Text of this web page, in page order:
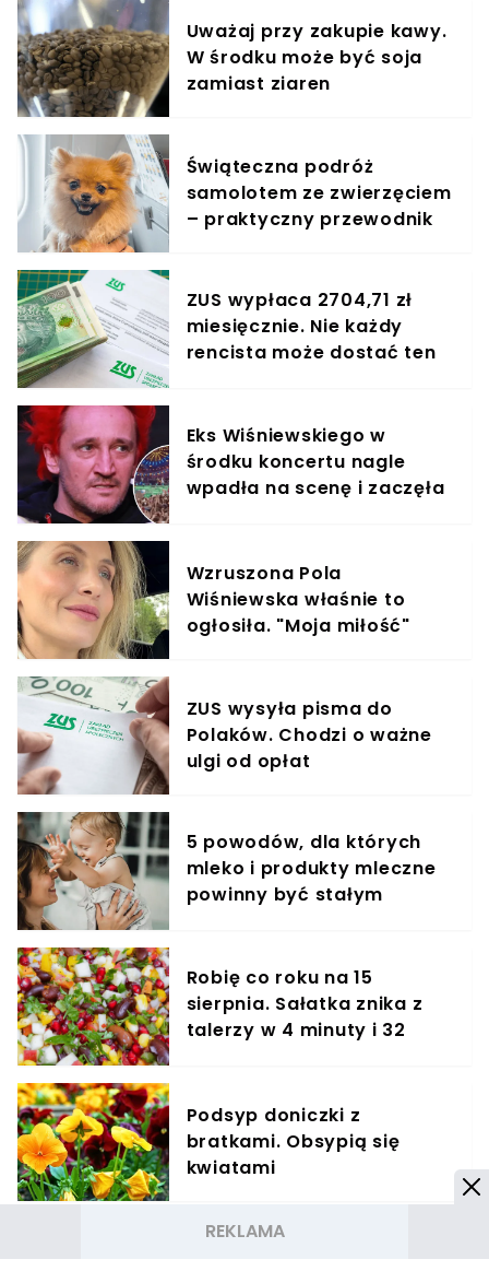
Uważaj przy zakupie kawy.
W środku może być soja
zamiast ziaren
Świąteczna podróż
samolotem ze zwierzęciem
– praktyczny przewodnik
ZUS wypłaca 2704,71 zł
miesięcznie. Nie każdy
rencista może dostać ten
Eks Wiśniewskiego w
środku koncertu nagle
wpadła na scenę i zaczęła
Wzruszona Pola
Wiśniewska właśnie to
ogłosiła. "Moja miłość"
ZUS wysyła pisma do
Polaków. Chodzi o ważne
ulgi od opłat
5 powodów, dla których
mleko i produkty mleczne
powinny być stałym
Robię co roku na 15
sierpnia. Sałatka znika z
talerzy w 4 minuty i 32
Podsyp doniczki z
bratkami. Obsypią się
kwiatami